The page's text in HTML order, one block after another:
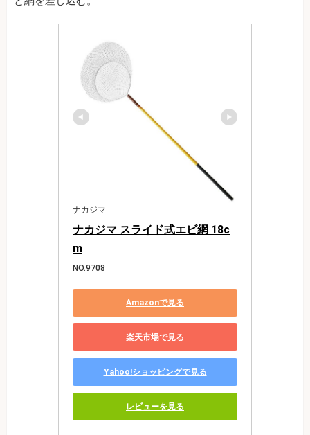
ナカジマ
ナカジマ スライド式エビ網 18c
m
NO.9708
Amazonで見る
楽天市場で見る
Yahoo!ショッピングで見る
レビューを見る